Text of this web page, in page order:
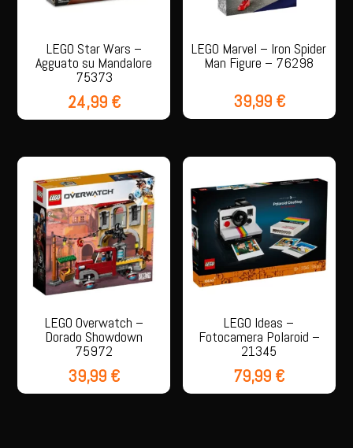
LEGO Star Wars –
Agguato su Mandalore
75373
24,99 €
LEGO Marvel – Iron Spider
Man Figure – 76298
39,99 €
LEGO Overwatch –
Dorado Showdown
75972
39,99 €
LEGO Ideas –
Fotocamera Polaroid –
21345
79,99 €